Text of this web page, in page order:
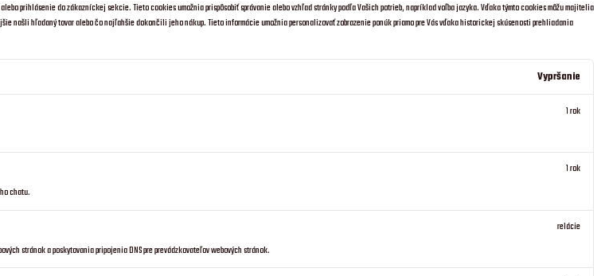
prihlásenie do zákazníckej sekcie.Tieto cookies umožnia prispôsobiť správanie alebo vzhľad stránky podľa Vašich potrieb, napríklad voľba jazyka.Vďaka týmto cookies môžu majitelia
našli hľadaný tovar alebo čo najľahšie dokončili jeho nákup.Tieto informácie umožnia personalizovať zobrazenie ponúk priamo pre Vás vďaka historickej skúsenosti prehliadania
Vypršanie
1 rok
chatu.
1 rok
stránok a poskytovania pripojenia DNS pre prevádzkovateľov webových stránok.
relácie